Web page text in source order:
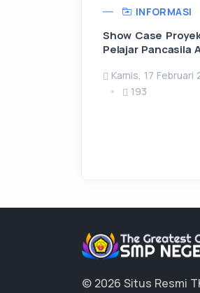
INFORMASI
Show Case
Pelajar Pancasila
Kamis, 17 Februari
193
© 2026 Situs Resmi